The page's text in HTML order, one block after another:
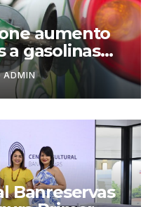
aumento
a gasolinas
ADMIN
Banreservas